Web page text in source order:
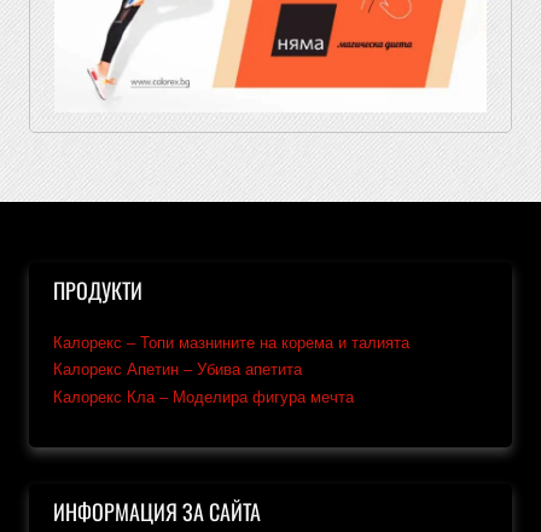
ПРОДУКТИ
Калорекс – Топи мазнините на корема и талията
Калорекс Апетин – Убива апетита
Калорекс Кла – Моделира фигура мечта
ИНФОРМАЦИЯ ЗА САЙТА